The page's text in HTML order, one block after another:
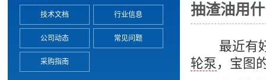
抽渣油用
最近有好
轮泵 ，宝图
技术文档 行业信息
公司动态 常见问题
采购指南